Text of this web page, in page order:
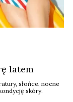
latem
słońce, nocne
skóry.